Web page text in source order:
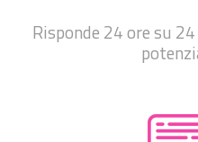
Risponde 24 ore su